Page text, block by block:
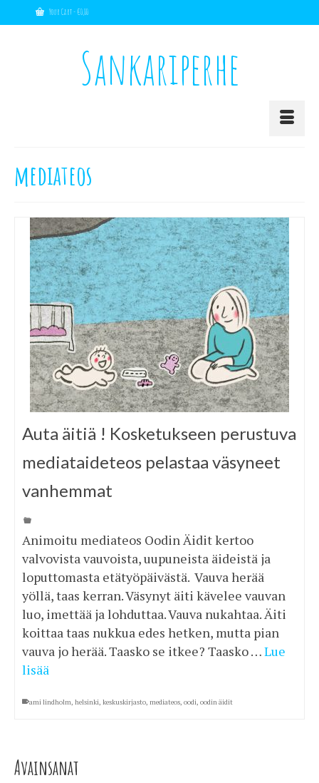
Your Cart-€0,00
Sankariperhe
mediateos
Auta äitiä ! Kosketukseen perustuva
mediataideteos pelastaa väsyneet
vanhemmat
Animoitu mediateos Oodin Äidit kertoo
valvovista vauvoista, uupuneista äideistä ja
loputtomasta etätyöpäivästä. Vauva herää
yöllä, taas kerran. Väsynyt äiti kävelee vauvan
luo, imettää ja lohduttaa. Vauva nukahtaa. Äiti
koittaa taas nukkua edes hetken, mutta pian
vauva jo herää. Taasko se itkee? Taasko …Lue
lisää
ami lindholm, helsinki, keskuskirjasto, mediateos, oodi, oodin äidit
Avainsanat